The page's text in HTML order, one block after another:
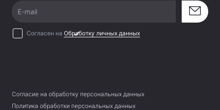
В режиме S1 и S2 устройство может работать как
ведомый источник освещения.
различных аксессуаров, включая рефлекторы,
E-mail
Согласен на Обработку личных данных
Согласие на обработку персональных данных
Политика обработки персональных данных